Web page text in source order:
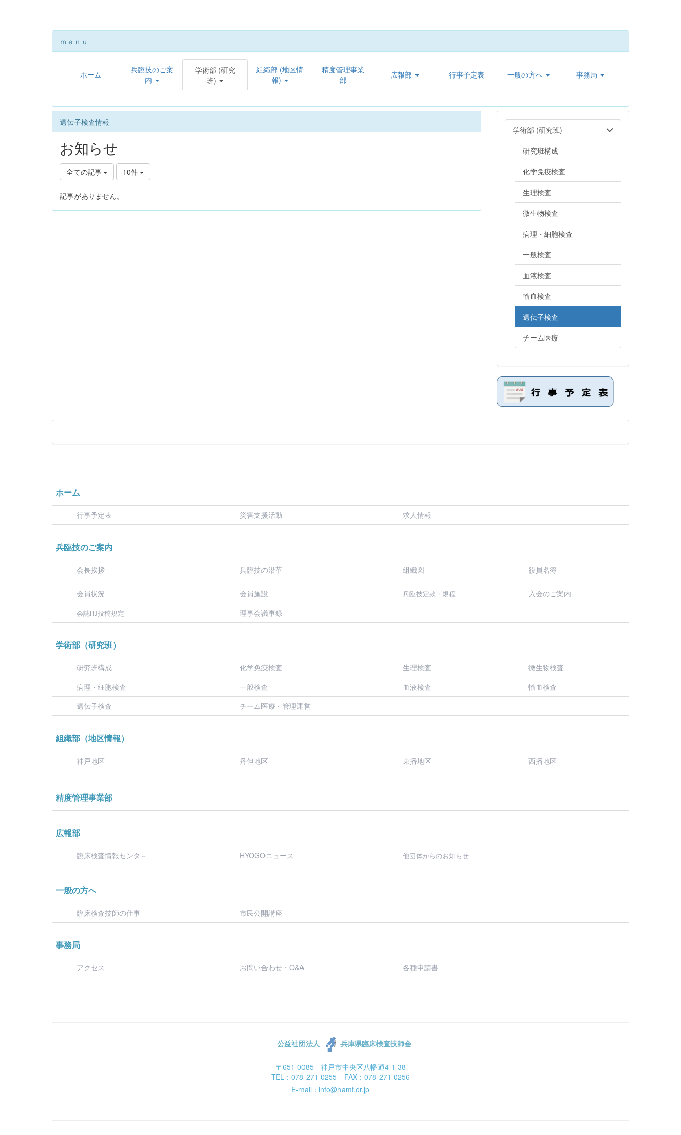
ｍｅｎｕ
ホーム
兵臨技のご案
内
学術部 (研究
班)
組織部 (地区情
報)
精度管理事業
部
広報部 行事予定表 一般の方へ 事務局
遺伝子検査情報
お知らせ
全ての記事 10件
記事がありません。
学術部 (研究班)
研究班構成
化学免疫検査
生理検査
微生物検査
病理・細胞検査
一般検査
血液検査
輸血検査
遺伝子検査
チーム医療
ホーム
行事予定表 災害支援活動 求人情報
兵臨技のご案内
会長挨拶 兵臨技の沿革 組織図 役員名簿
会員状況 会員施設 兵臨技定款・規程 入会のご案内
会誌HJ投稿規定 理事会議事録
学術部（研究班）
研究班構成 化学免疫検査 生理検査
微生物検査
病理・細胞検査
一般検査 血液検査
輸血検査
遺伝子検査
チーム医療・管理運営
組織部（地区情報）
神戸地区 丹但地区 東播地区 西播地区
精度管理事業部
広報部
臨床検査情報センタ－ HYOGOニュース 他団体からのお知らせ
一般の方へ
臨床検査技師の仕事 市民公開講座
事務局
アクセス お問い合わせ・Q&A 各種申請書
公益社団法人 兵庫県臨床検査技師会
〒651-0085 神戸市中央区八幡通4-1-38
TEL：078-271-0255 FAX：078-271-0256
E-mail：info@hamt.or.jp